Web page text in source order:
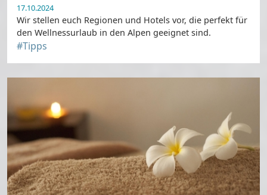
17.10.2024
Wir stellen euch Regionen und Hotels vor, die perfekt für
den Wellnessurlaub in den Alpen geeignet sind.
#Tipps